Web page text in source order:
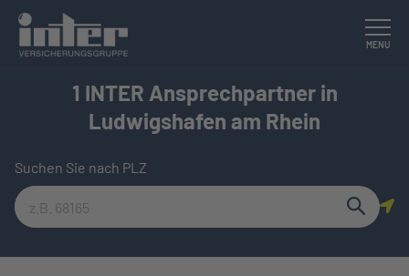
MENU
1 INTER Ansprechpartner in
Ludwigshafen am Rhein
Suchen Sie nach PLZ
Submit a search.